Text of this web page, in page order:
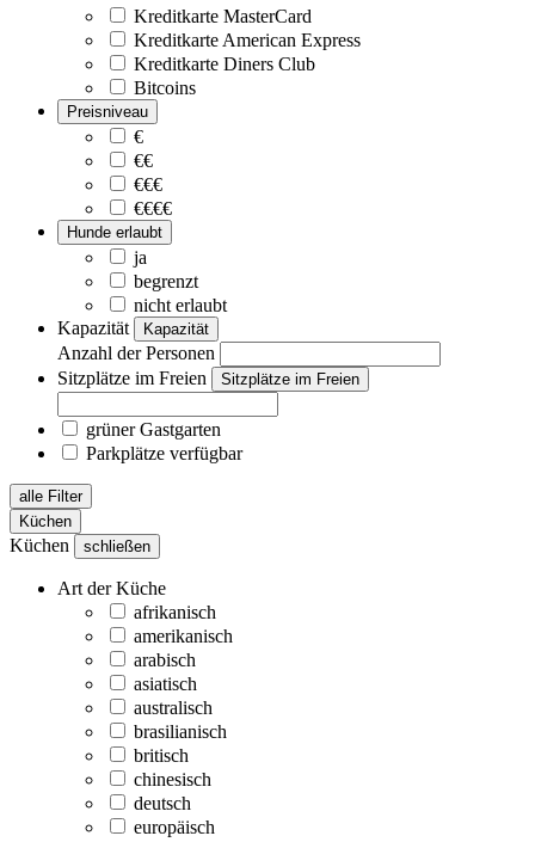
Kreditkarte MasterCard
Kreditkarte American Express
Kreditkarte Diners Club
Bitcoins
Preisniveau
€
€€
€€€
€€€€
Hunde erlaubt
ja
begrenzt
nicht erlaubt
Kapazität
Kapazität
Anzahl der Personen
Sitzplätze im Freien
Sitzplätze im Freien
grüner Gastgarten
Parkplätze verfügbar
alle Filter
Küchen
Küchen schließen
Art der Küche
afrikanisch
amerikanisch
arabisch
asiatisch
australisch
brasilianisch
britisch
chinesisch
deutsch
europäisch